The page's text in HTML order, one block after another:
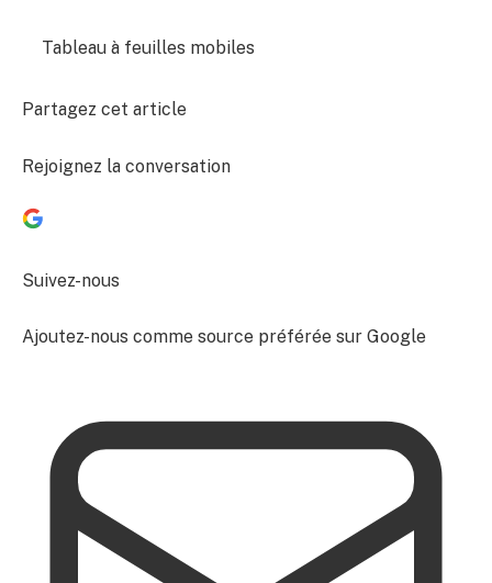
Tableau à feuilles mobiles
Partagez cet article
Rejoignez la conversation
Suivez-nous
Ajoutez-nous comme source préférée sur Google